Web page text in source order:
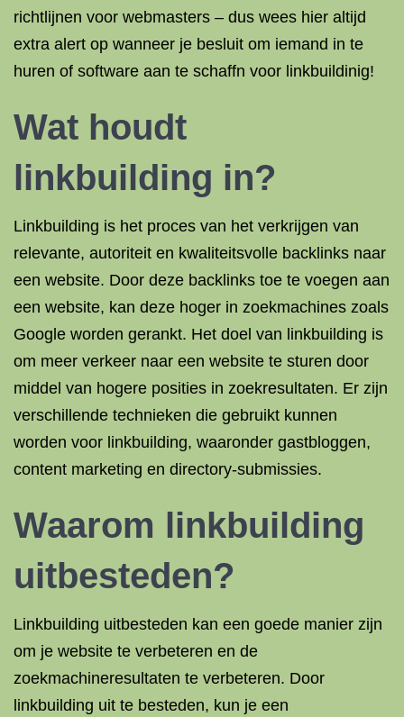
richtlijnen voor webmasters – dus wees hier altijd
extra alert op wanneer je besluit om iemand in te
huren of software aan te schaffn voor linkbuildinig!
Wat houdt
linkbuilding in?
Linkbuilding is het proces van het verkrijgen van
relevante, autoriteit en kwaliteitsvolle backlinks naar
een website. Door deze backlinks toe te voegen aan
een website, kan deze hoger in zoekmachines zoals
Google worden gerankt. Het doel van linkbuilding is
om meer verkeer naar een website te sturen door
middel van hogere posities in zoekresultaten. Er zijn
verschillende technieken die gebruikt kunnen
worden voor linkbuilding, waaronder gastbloggen,
content marketing en directory-submissies.
Waarom linkbuilding
uitbesteden?
Linkbuilding uitbesteden kan een goede manier zijn
om je website te verbeteren en de
zoekmachineresultaten te verbeteren. Door
linkbuilding uit te besteden, kun je een